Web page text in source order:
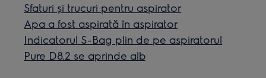
Sfaturi și trucuri pentru aspirator
Apa a fost aspirată în aspirator
Indicatorul S-Bag plin de pe aspiratorul
Pure D8.2 se aprinde alb